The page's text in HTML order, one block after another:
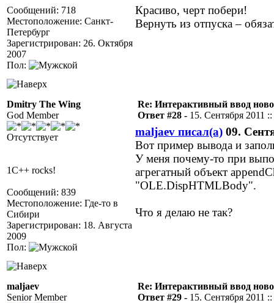
Сообщений: 718
Местоположение: Санкт-
Петербург
Зарегистрирован: 26. Октября
2007
Пол:
Красиво, черт побери!
Вернуть из отпуска –
Dmitry The Wing
God Member
Отсутствует
1C++ rocks!
Сообщений: 839
Местоположение: Где-то в
Сибири
Зарегистрирован: 18. Августа
2009
Пол:
Re: Интерактивный ввод
Ответ #28 - 15. Сентября 2011
maljaev писал(а) 09.
Вот пример вывода и
У меня почему-то при
агрегатный объект
"OLE.DispHTMLBody".
Что я делаю не так?
maljaev
Senior Member
Re: Интерактивный ввод
Ответ #29 - 15. Сентября 2011